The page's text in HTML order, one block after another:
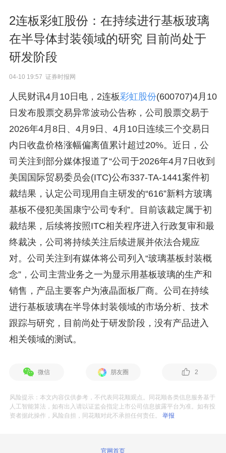
2连板彩虹股份：在持续进行基板玻璃
在半导体封装领域的研究 目前尚处于
研发阶段
04-10 19:57 证券时报网
人民财讯4月10日电，2连板彩虹股份(600707)4月10
日发布股票交易异常波动公告称，公司股票交易于
2026年4月8日、4月9日、4月10日连续三个交易日
内日收盘价格涨幅偏离值累计超过20%。近日，公
司关注到部分媒体报道了“公司于2026年4月7日收到
美国国际贸易委员会(ITC)公布337-TA-1441案件初
裁结果，认定公司现用自主研发的“616”新料方玻璃
基板不侵犯美国康宁公司专利”。目前该裁定属于初
裁结果，后续将按照ITC相关程序进入行政复审和最
终裁决，公司将持续关注后续进展并依法合规应
对。公司关注到有媒体将公司列入“玻璃基板封装概
念”，公司主营业务之一为显示用基板玻璃的生产和
销售，产品主要客户为液晶面板厂商。公司在持续
进行基板玻璃在半导体封装领域的市场分析、技术
跟踪与研究，目前尚处于研发阶段，没有产品进入
相关领域的测试。
微信 朋友圈 2
风险提示：本文内容仅供参考，不代表同花顺观点。同花顺各类信息服务基于
人工智能算法，如有出入请以证监会指定上市公司信息披露平台为准。如有投
资者据此操作，风险自担，同花顺对此不承担任何责任。举报
官网首页